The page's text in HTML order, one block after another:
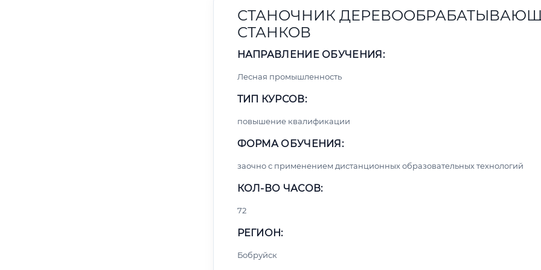
СТАНОЧНИК
СТАНКОВ
НАПРАВЛЕНИЕ ОБУЧЕНИЯ:
Лесная промышленность
ТИП КУРСОВ:
повышение квалификации
ФОРМА ОБУЧЕНИЯ:
заочно с применением дистанционных образовательных технологий
КОЛ-ВО ЧАСОВ:
72
РЕГИОН:
Бобруйск